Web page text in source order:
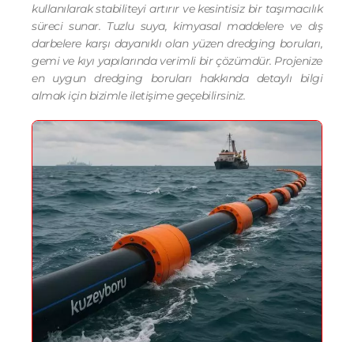
kullanılarak stabiliteyi artırır ve kesintisiz bir taşımacılık
süreci sunar. Tuzlu suya, kimyasal maddelere ve dış
darbelere karşı dayanıklı olan yüzen dredging boruları,
gemi ve kıyı yapılarında verimli bir çözümdür. Projenize
en uygun dredging boruları hakkında detaylı bilgi
almak için bizimle iletişime geçebilirsiniz.